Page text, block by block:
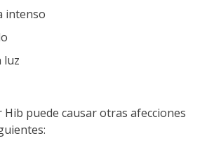
intenso
luz
puede causar otras afecciones